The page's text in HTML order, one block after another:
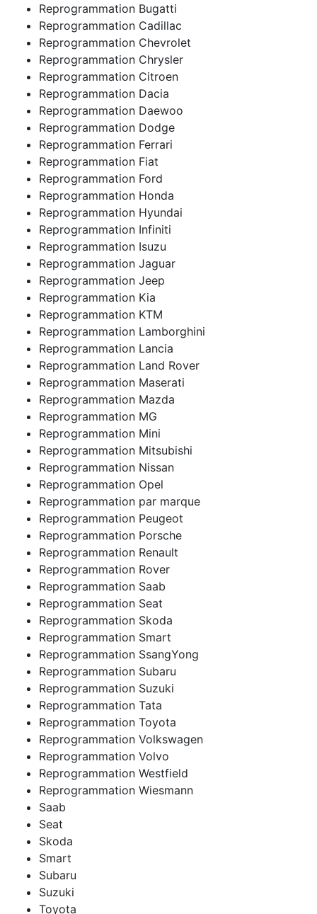
Reprogrammation Bugatti
Reprogrammation Cadillac
Reprogrammation Chevrolet
Reprogrammation Chrysler
Reprogrammation Citroen
Reprogrammation Dacia
Reprogrammation Daewoo
Reprogrammation Dodge
Reprogrammation Ferrari
Reprogrammation Fiat
Reprogrammation Ford
Reprogrammation Honda
Reprogrammation Hyundai
Reprogrammation Infiniti
Reprogrammation Isuzu
Reprogrammation Jaguar
Reprogrammation Jeep
Reprogrammation Kia
Reprogrammation KTM
Reprogrammation Lamborghini
Reprogrammation Lancia
Reprogrammation Land Rover
Reprogrammation Maserati
Reprogrammation Mazda
Reprogrammation MG
Reprogrammation Mini
Reprogrammation Mitsubishi
Reprogrammation Nissan
Reprogrammation Opel
Reprogrammation par marque
Reprogrammation Peugeot
Reprogrammation Porsche
Reprogrammation Renault
Reprogrammation Rover
Reprogrammation Saab
Reprogrammation Seat
Reprogrammation Skoda
Reprogrammation Smart
Reprogrammation SsangYong
Reprogrammation Subaru
Reprogrammation Suzuki
Reprogrammation Tata
Reprogrammation Toyota
Reprogrammation Volkswagen
Reprogrammation Volvo
Reprogrammation Westfield
Reprogrammation Wiesmann
Saab
Seat
Skoda
Smart
Subaru
Suzuki
Toyota